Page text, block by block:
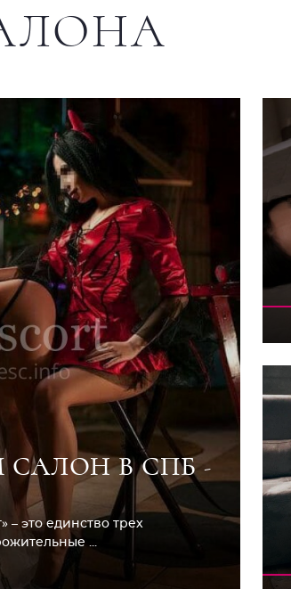
В СПБ -
– это единство трех
...